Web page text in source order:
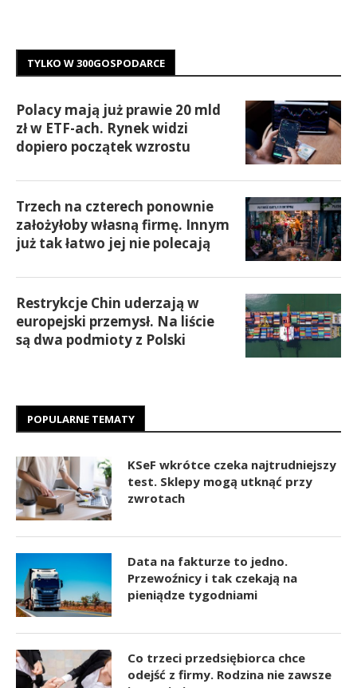
TYLKO W 300GOSPODARCE
Polacy mają już prawie 20 mld
zł w ETF-ach. Rynek widzi
dopiero początek wzrostu
Trzech na czterech ponownie
założyłoby własną firmę. Innym
już tak łatwo jej nie polecają
Restrykcje Chin uderzają w
europejski przemysł. Na liście
są dwa podmioty z Polski
POPULARNE TEMATY
KSeF wkrótce czeka najtrudniejszy
test. Sklepy mogą utknąć przy
zwrotach
Data na fakturze to jedno.
Przewoźnicy i tak czekają na
pieniądze tygodniami
Co trzeci przedsiębiorca chce
odejść z firmy. Rodzina nie zawsze